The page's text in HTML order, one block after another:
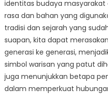
identitas budaya masyarakat
rasa dan bahan yang
tradisi dan sejarah yang
suapan, kita dapat
generasi ke generasi,
simbol warisan yang patut
juga menunjukkan betapa
dalam memperkuat